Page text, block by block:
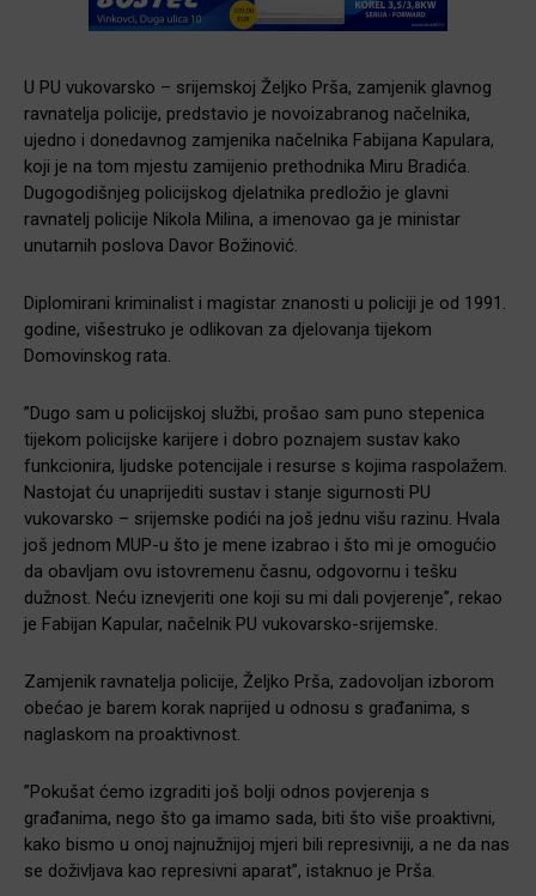
U PU vukovarsko – srijemskoj Željko Prša, zamjenik glavnog
ravnatelja policije, predstavio je novoizabranog načelnika,
ujedno i donedavnog zamjenika načelnika Fabijana Kapulara,
koji je na tom mjestu zamijenio prethodnika Miru Bradića.
Dugogodišnjeg policijskog djelatnika predložio je glavni
ravnatelj policije Nikola Milina, a imenovao ga je ministar
unutarnih poslova Davor Božinović.
Diplomirani kriminalist i magistar znanosti u policiji je od 1991.
godine, višestruko je odlikovan za djelovanja tijekom
Domovinskog rata.
”Dugo sam u policijskoj službi, prošao sam puno stepenica
tijekom policijske karijere i dobro poznajem sustav kako
funkcionira, ljudske potencijale i resurse s kojima raspolažem.
Nastojat ću unaprijediti sustav i stanje sigurnosti PU
vukovarsko – srijemske podići na još jednu višu razinu. Hvala
još jednom MUP-u što je mene izabrao i što mi je omogućio
da obavljam ovu istovremenu časnu, odgovornu i tešku
dužnost. Neću iznevjeriti one koji su mi dali povjerenje”, rekao
je Fabijan Kapular, načelnik PU vukovarsko-srijemske.
Zamjenik ravnatelja policije, Željko Prša, zadovoljan izborom
obećao je barem korak naprijed u odnosu s građanima, s
naglaskom na proaktivnost.
”Pokušat ćemo izgraditi još bolji odnos povjerenja s
građanima, nego što ga imamo sada, biti što više proaktivni,
kako bismo u onoj najnužnijoj mjeri bili represivniji, a ne da nas
se doživljava kao represivni aparat”, istaknuo je Prša.